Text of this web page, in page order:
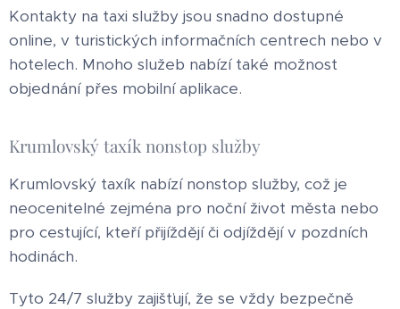
Kontakty na taxi služby jsou snadno dostupné
online, v turistických informačních centrech nebo v
hotelech. Mnoho služeb nabízí také možnost
objednání přes mobilní aplikace.
Krumlovský taxík nonstop služby
Krumlovský taxík nabízí nonstop služby, což je
neocenitelné zejména pro noční život města nebo
pro cestující, kteří přijíždějí či odjíždějí v pozdních
hodinách.
Tyto 24/7 služby zajišťují, že se vždy bezpečně